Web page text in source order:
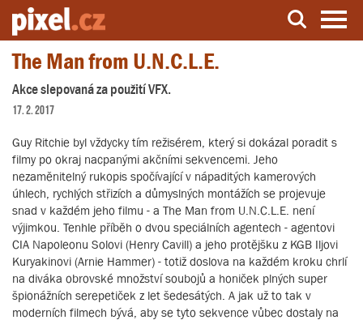
Server o natáčení a zpracování videa
The Man from U.N.C.L.E.
Akce slepovaná za použití VFX.
17. 2. 2017
Guy Ritchie byl vždycky tím režisérem, který si dokázal poradit s
filmy po okraj nacpanými akčními sekvencemi. Jeho
nezaměnitelný rukopis spočívající v nápaditých kamerových
úhlech, rychlých střizích a důmyslných montážích se projevuje
snad v každém jeho filmu - a The Man from U.N.C.L.E. není
výjimkou. Tenhle příběh o dvou speciálních agentech - agentovi
CIA Napoleonu Solovi (Henry Cavill) a jeho protějšku z KGB Iljovi
Kuryakinovi (Arnie Hammer) - totiž doslova na každém kroku chrlí
na diváka obrovské množství soubojů a honiček plných super
špionážních serepetiček z let šedesátých. A jak už to tak v
moderních filmech bývá, aby se tyto sekvence vůbec dostaly na